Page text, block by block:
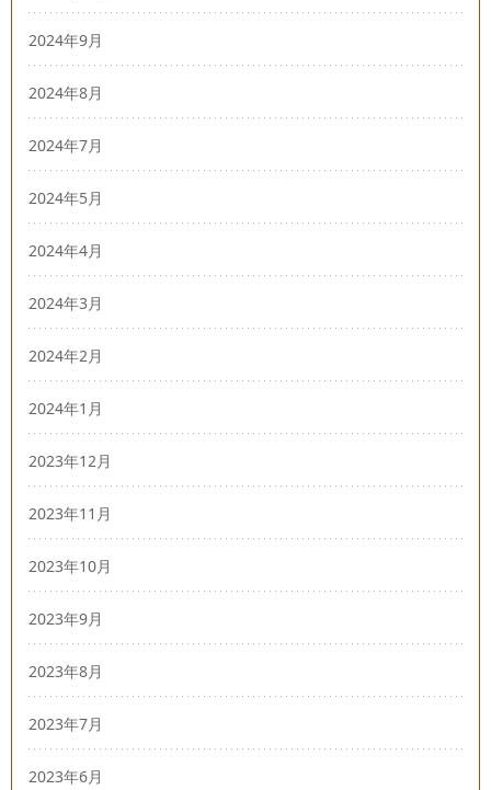
2024年9月
2024年8月
2024年7月
2024年5月
2024年4月
2024年3月
2024年2月
2024年1月
2023年12月
2023年11月
2023年10月
2023年9月
2023年8月
2023年7月
2023年6月